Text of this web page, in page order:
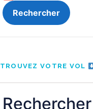
TROUVEZ VOTRE VOL